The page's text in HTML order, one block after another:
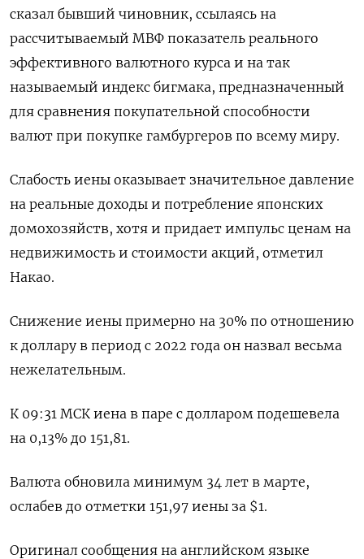
сказал бывший чиновник, ссылаясь на
рассчитываемый МВФ показатель реального
эффективного валютного курса и на так
называемый индекс бигмака, предназначенный
для сравнения покупательной способности
валют при покупке гамбургеров по всему миру.
Слабость иены оказывает значительное давление
на реальные доходы и потребление японских
домохозяйств, хотя и придает импульс ценам на
недвижимость и стоимости акций, отметил
Накао.
Снижение иены примерно на 30% по отношению
к доллару в период с 2022 года он назвал весьма
нежелательным.
К 09:31 МСК иена в паре с долларом подешевела
на 0,13%​ до 151,81.
Валюта обновила минимум 34 лет в марте,
ослабев до отметки 151,97 иены за $1.
Оригинал сообщения на английском языке